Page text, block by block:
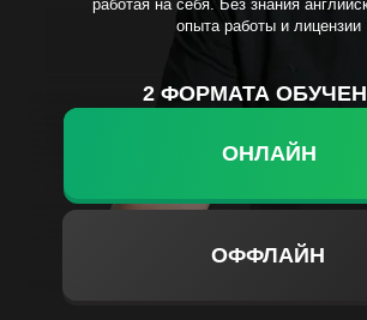
работая на себя. Без знания
опыта работы и лицензии
ОНЛАЙН
ОФФЛАЙН
2 ФОРМАТА